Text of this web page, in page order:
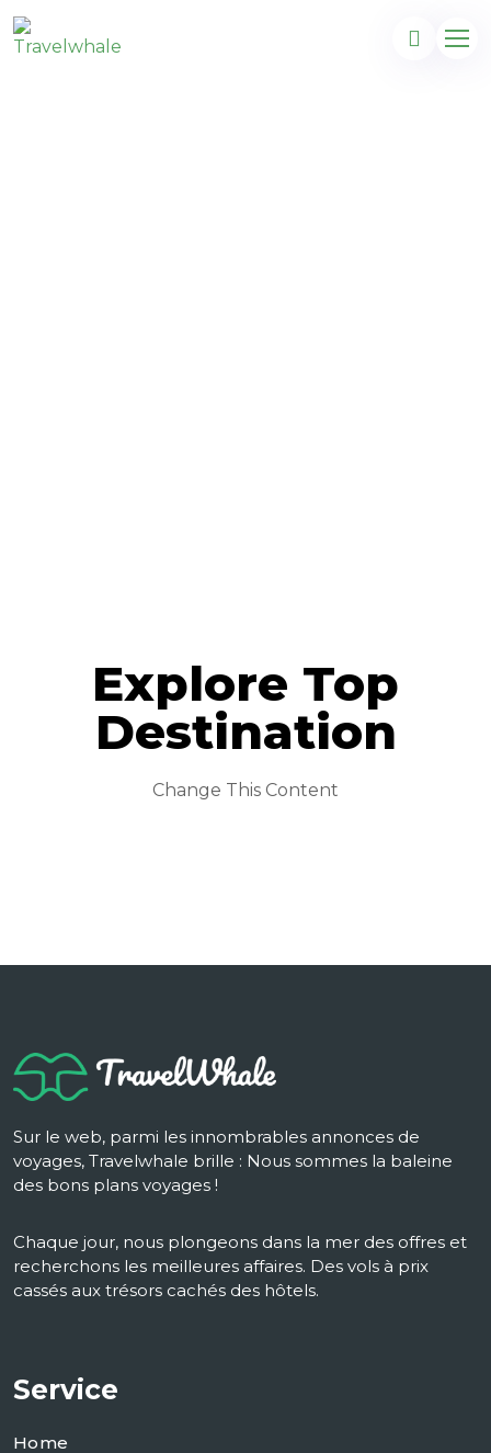
Explore Top
Destination
Change This Content
Sur le web, parmi les innombrables annonces de
voyages, Travelwhale brille : Nous sommes la baleine
des bons plans voyages !
Chaque jour, nous plongeons dans la mer des offres et
recherchons les meilleures affaires. Des vols à prix
cassés aux trésors cachés des hôtels.
Service
Home